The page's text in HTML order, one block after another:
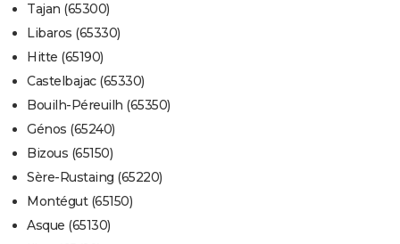
Tajan (65300)
Libaros (65330)
Hitte (65190)
Castelbajac (65330)
Bouilh-Péreuilh (65350)
Génos (65240)
Bizous (65150)
Sère-Rustaing (65220)
Montégut (65150)
Asque (65130)